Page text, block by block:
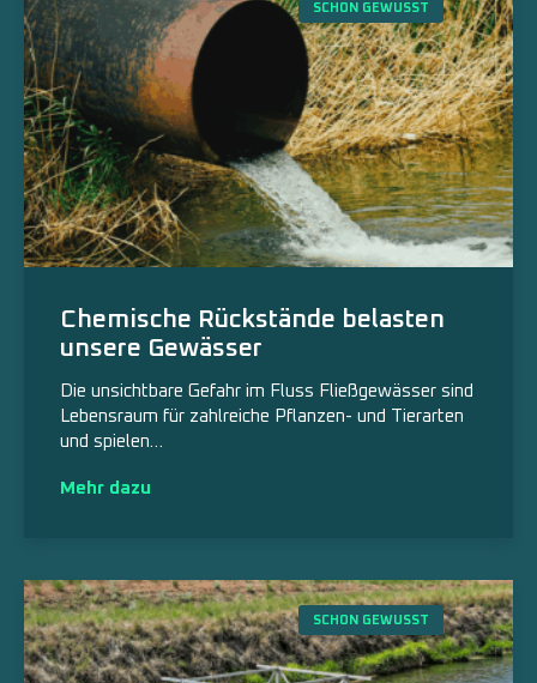
SCHON GEWUSST
Chemische Rückstände belasten
unsere Gewässer
Die unsichtbare Gefahr im Fluss Fließgewässer sind
Lebensraum für zahlreiche Pflanzen- und Tierarten
und spielen…
Mehr dazu
SCHON GEWUSST